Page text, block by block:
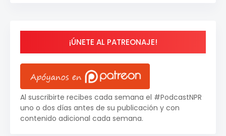
¡ÚNETE AL PATREONAJE!
Al suscribirte recibes cada semana el #PodcastNPR
uno o dos días antes de su publicación y con
contenido adicional cada semana.